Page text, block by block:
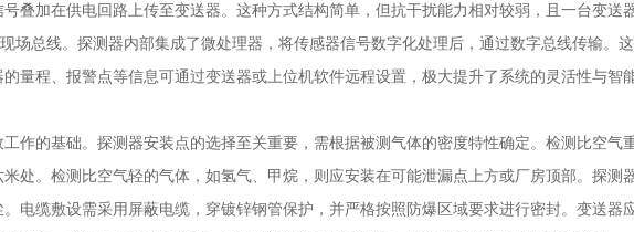
叠加在供电回路上传至变送器。这种方式结构简单，但抗干扰能力相对较弱，且一台变
场总线。探测器内部集成了微处理器，将传感器信号数字化处理后，通过数字总线传输。
量程、报警点等信息可通过变送器或上位机软件远程设置，极大提升了系统的灵活性与智
工作的基础。探测器安装点的选择至关重要，需根据被测气体的密度特性确定。检测比空
处。检测比空气轻的气体，如氢气、甲烷，则应安装在可能泄漏点上方或厂房顶部。探
电缆敷设需采用屏蔽电缆，穿镀锌钢管保护，并严格按照防爆区域要求进行密封。变送